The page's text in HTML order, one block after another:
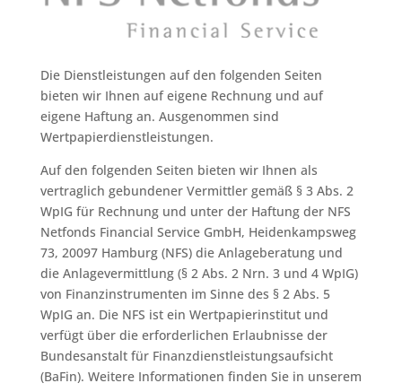
Die Dienstleistungen auf den folgenden Seiten
bieten wir Ihnen auf eigene Rechnung und auf
eigene Haftung an. Ausgenommen sind
Wertpapierdienstleistungen.
Auf den folgenden Seiten bieten wir Ihnen als
vertraglich gebundener Vermittler gemäß § 3 Abs. 2
WpIG für Rechnung und unter der Haftung der NFS
Netfonds Financial Service GmbH, Heidenkampsweg
73, 20097 Hamburg (NFS) die Anlageberatung und
die Anlagevermittlung (§ 2 Abs. 2 Nrn. 3 und 4 WpIG)
von Finanzinstrumenten im Sinne des § 2 Abs. 5
WpIG an. Die NFS ist ein Wertpapierinstitut und
verfügt über die erforderlichen Erlaubnisse der
Bundesanstalt für Finanzdienstleistungsaufsicht
(BaFin). Weitere Informationen finden Sie in unserem